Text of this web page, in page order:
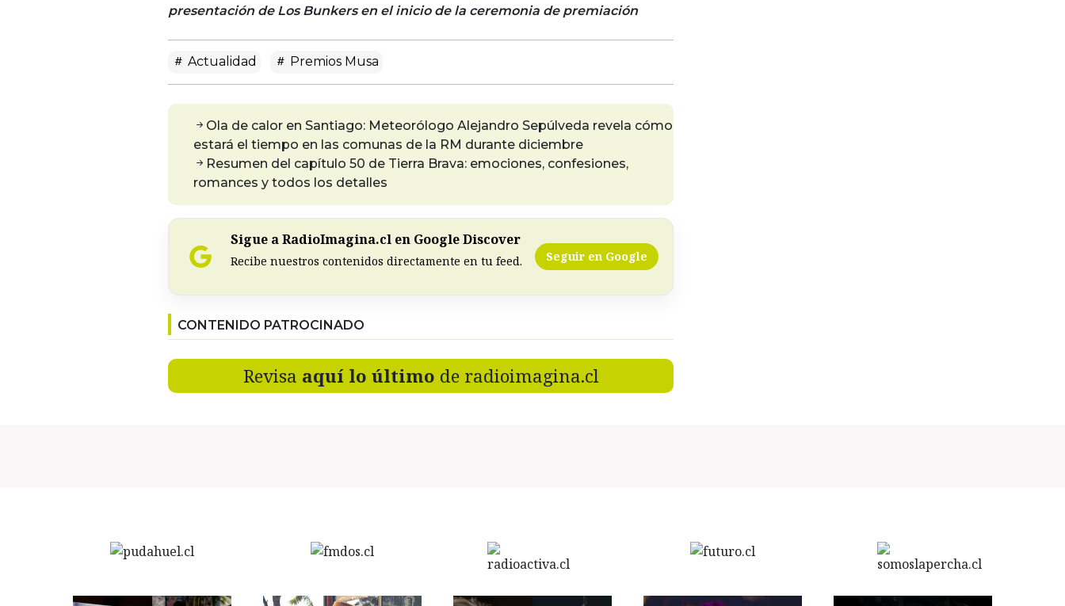
presentación de Los Bunkers en el inicio de la ceremonia de premiación
Actualidad Premios Musa
Ola de calor en Santiago: Meteorólogo Alejandro Sepúlveda revela cómo
estará el tiempo en las comunas de la RM durante diciembre
Resumen del capítulo 50 de Tierra Brava: emociones, confesiones,
romances y todos los detalles
Sigue a RadioImagina.cl en Google Discover
Recibe nuestros contenidos directamente en tu feed. Seguir en Google
CONTENIDO PATROCINADO
Revisa aquí lo último de radioimagina.cl